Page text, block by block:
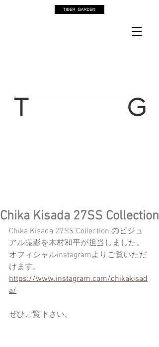
Chika Kisada 27SS Collection
Chika Kisada 27SS Collection のビジュ
アル撮影を木村和平が担当しました。
オフィシャルinstagramよりご覧いただ
けます。
https://www.instagram.com/chikakisad
a/
ぜひご覧下さい。